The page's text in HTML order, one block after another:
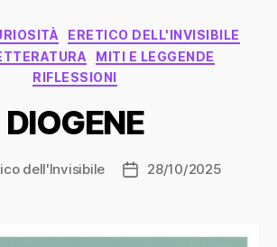
Categorie
ERETICO DELL'INVISIBILE
MITI E LEGGENDE
RIFLESSIONI
DIOGENE
dell'Invisibile
Data28/10/2025